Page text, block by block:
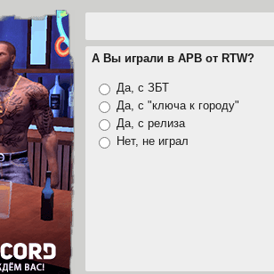
А Вы играли в APB от RTW?
Да, с ЗБТ
Да, с "ключа к городу"
Да, с релиза
Нет, не играл